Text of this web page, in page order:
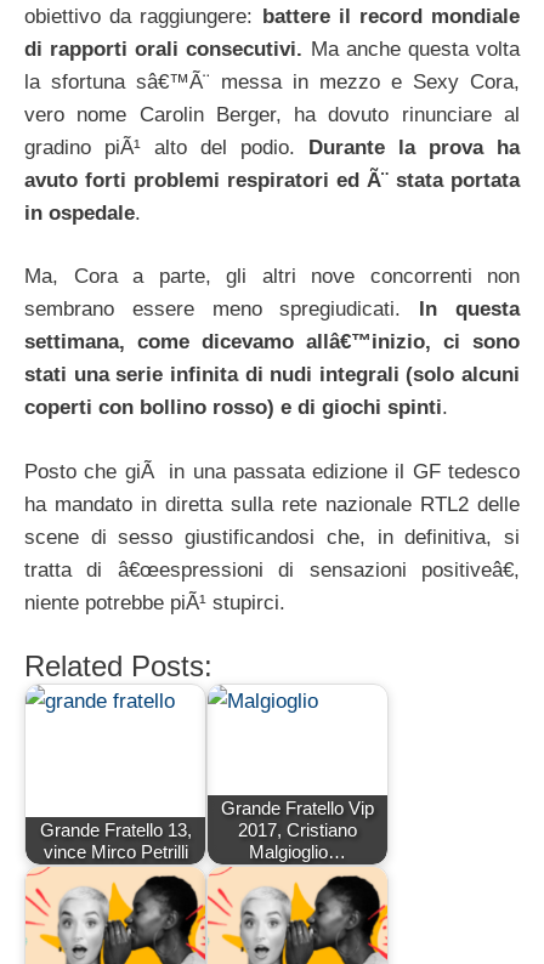
obiettivo da raggiungere: battere il record mondiale
di rapporti orali consecutivi. Ma anche questa volta
la sfortuna sâ€™Ã¨ messa in mezzo e Sexy Cora,
vero nome Carolin Berger, ha dovuto rinunciare al
gradino piÃ¹ alto del podio. Durante la prova ha
avuto forti problemi respiratori ed Ã¨ stata portata
in ospedale.
Ma, Cora a parte, gli altri nove concorrenti non
sembrano essere meno spregiudicati.
In questa
settimana, come dicevamo allâ€™inizio, ci sono
stati una serie infinita di nudi integrali (solo alcuni
coperti con bollino rosso) e di giochi spinti.
Posto che giÃ in una passata edizione il GF tedesco
ha mandato in diretta sulla rete nazionale RTL2 delle
scene di sesso giustificandosi che, in definitiva, si
tratta di â€œespressioni di sensazioni positiveâ€,
niente potrebbe piÃ¹ stupirci.
Related Posts:
Grande Fratello 13,
vince Mirco Petrilli
Grande Fratello Vip
2017, Cristiano
Malgioglio…